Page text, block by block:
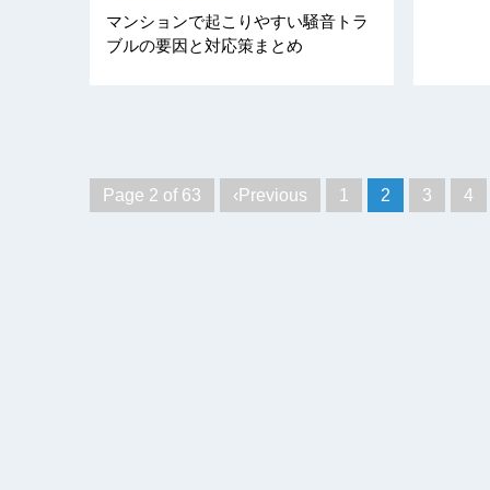
マンションで起こりやすい騒音トラ
ブルの要因と対応策まとめ
Page 2 of 63 ‹Previous 1 2 3 4